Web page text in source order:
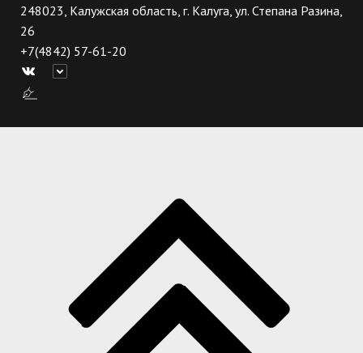
248023, Калужская область, г. Калуга, ул. Степана Разина,
26
+7(4842) 57-61-20